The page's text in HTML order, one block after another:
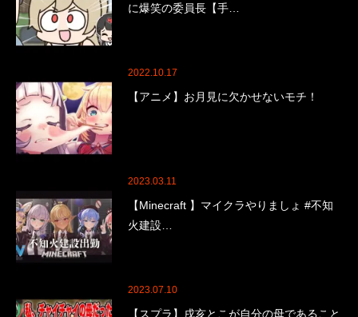
に爆笑の委員長【手…
2022.10.17
【アニメ】お月見に欠かせないモチ！
2023.03.11
【Minecraft 】マイクラやりましょ #不知
火建設…
2023.07.10
【スプラ】戌亥とこが自分の母であること